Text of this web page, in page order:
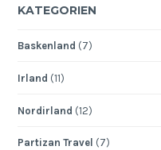
KATEGORIEN
Baskenland (7)
Irland (11)
Nordirland (12)
Partizan Travel (7)